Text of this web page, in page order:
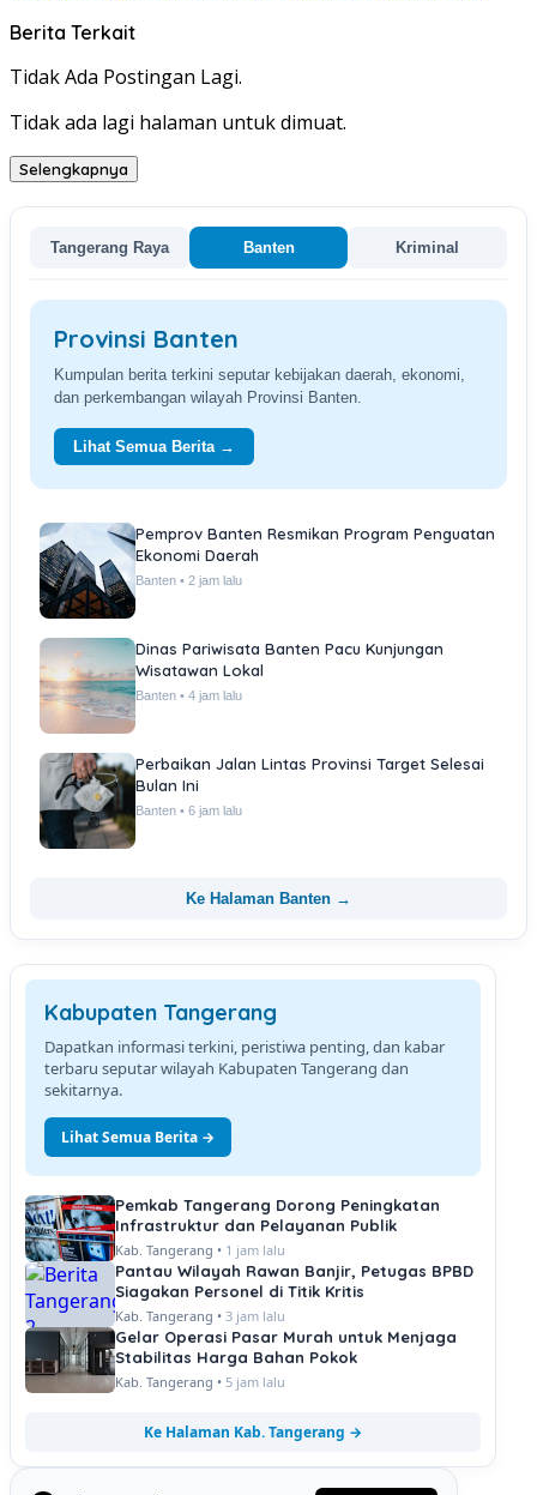
Berita Terkait
Tidak Ada Postingan Lagi.
Tidak ada lagi halaman untuk dimuat.
Selengkapnya
Tangerang Raya Banten Kriminal
Provinsi Banten
Kumpulan berita terkini seputar kebijakan daerah, ekonomi,
dan perkembangan wilayah Provinsi Banten.
Lihat Semua Berita →
Pemprov Banten Resmikan Program Penguatan
Ekonomi Daerah
Banten • 2 jam lalu
Dinas Pariwisata Banten Pacu Kunjungan
Wisatawan Lokal
Banten • 4 jam lalu
Perbaikan Jalan Lintas Provinsi Target Selesai
Bulan Ini
Banten • 6 jam lalu
Ke Halaman Banten →
Kabupaten Tangerang
Dapatkan informasi terkini, peristiwa penting, dan kabar
terbaru seputar wilayah Kabupaten Tangerang dan
sekitarnya.
Lihat Semua Berita →
Pemkab Tangerang Dorong Peningkatan
Infrastruktur dan Pelayanan Publik
Kab. Tangerang • 1 jam lalu
Pantau Wilayah Rawan Banjir, Petugas BPBD
Siagakan Personel di Titik Kritis
Kab. Tangerang • 3 jam lalu
Gelar Operasi Pasar Murah untuk Menjaga
Stabilitas Harga Bahan Pokok
Kab. Tangerang • 5 jam lalu
Ke Halaman Kab. Tangerang →